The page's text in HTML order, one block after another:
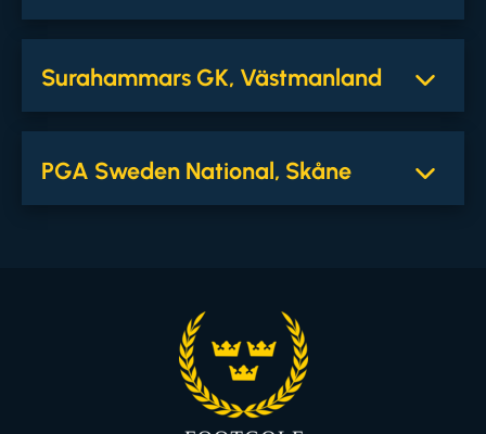
Surahammars GK, Västmanland
PGA Sweden National, Skåne